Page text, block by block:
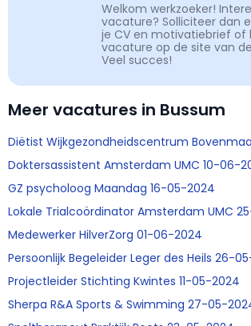
Welkom werkzoeker!
vacature? Solliciteer dan
je CV en motivatiebrief of
vacature op de site van
Veel succes!
Meer vacatures in Bussum
Diëtist Wijkgezondheidscentrum
Doktersassistent Amsterdam UMC 10-06-
GZ psycholoog Maandag 16-05-2024
Lokale Trialcoördinator Amsterdam UMC
Medewerker HilverZorg 01-06-2024
Persoonlijk Begeleider Leger des Heils 26-
Projectleider Stichting Kwintes 11-05-2024
Sherpa R&A Sports & Swimming 27-05-